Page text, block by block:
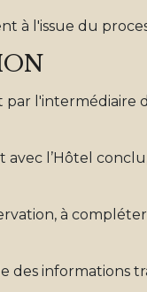
à l'issue du
par
l’Hôtel
à
des informations